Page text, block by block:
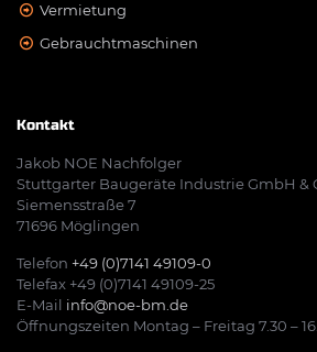
Vermietung
Gebrauchtmaschinen
Kontakt
Jakob NOE Nachfolger
Stuttgarter Baugeräte Industrie GmbH &
Siemensstraße 7
71696 Möglingen
Telefon +49 (0)7141 49109-0
Telefax +49 (0)7141 49109-25
E-Mail info@noe-bm.de
Öffnungszeiten Montag – Freitag 7.30 –